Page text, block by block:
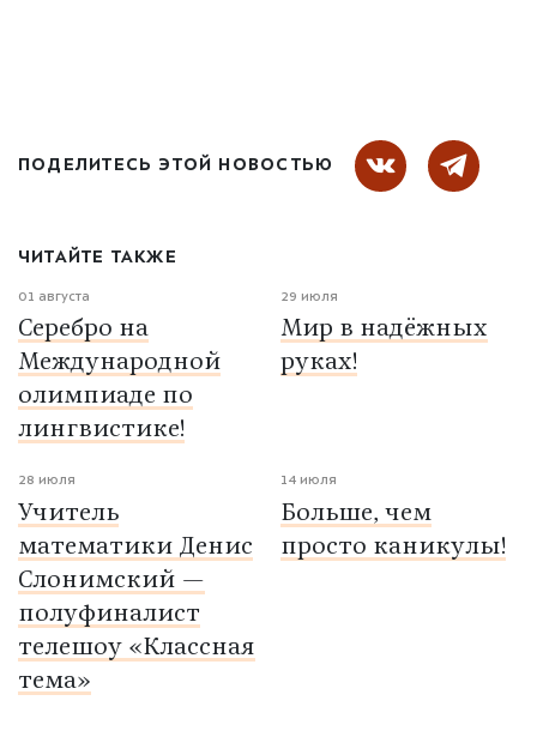
ПОДЕЛИТЕСЬ ЭТОЙ НОВОСТЬЮ
ЧИТАЙТЕ ТАКЖЕ
01 августа
Серебро на
Международной
олимпиаде по
лингвистике!
29 июля
Мир в надёжных
руках!
28 июля
Учитель
математики Денис
Слонимский —
полуфиналист
телешоу «Классная
тема»
14 июля
Больше, чем
просто каникулы!